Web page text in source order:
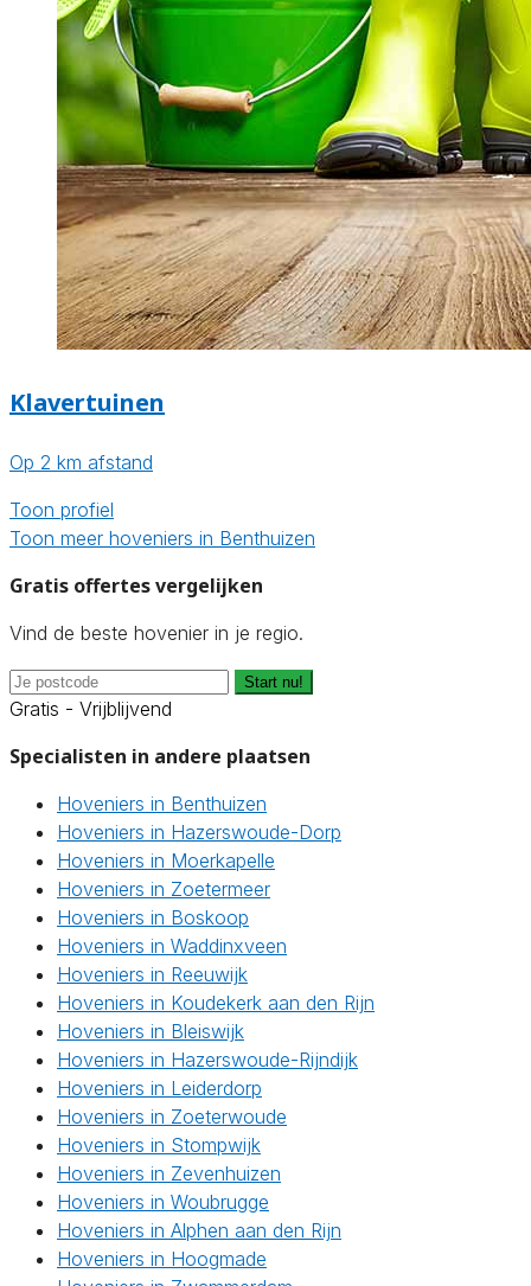
Klavertuinen
Op 2 km afstand
Toon profiel
Toon meer hoveniers in Benthuizen
Gratis offertes vergelijken
Vind de beste hovenier in je regio.
Start nu!
Gratis - Vrijblijvend
Specialisten in andere plaatsen
Hoveniers in Benthuizen
Hoveniers in Hazerswoude-Dorp
Hoveniers in Moerkapelle
Hoveniers in Zoetermeer
Hoveniers in Boskoop
Hoveniers in Waddinxveen
Hoveniers in Reeuwijk
Hoveniers in Koudekerk aan den Rijn
Hoveniers in Bleiswijk
Hoveniers in Hazerswoude-Rijndijk
Hoveniers in Leiderdorp
Hoveniers in Zoeterwoude
Hoveniers in Stompwijk
Hoveniers in Zevenhuizen
Hoveniers in Woubrugge
Hoveniers in Alphen aan den Rijn
Hoveniers in Hoogmade